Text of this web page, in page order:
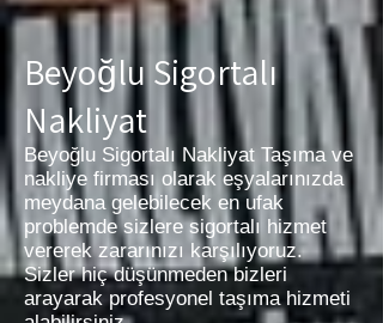
Beyoğlu Sigortalı
Nakliyat
Beyoğlu Sigortalı Nakliyat Taşıma ve
nakliye firması olarak eşyalarınızda
meydana gelebilecek en ufak
problemde sizlere sigortalı hizmet
vererek zararınızı karşılıyoruz.
Sizler hiç düşünmeden bizleri
arayarak profesyonel taşıma hizmeti